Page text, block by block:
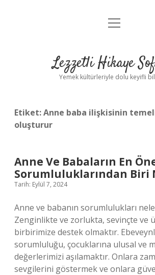
Anasayfa
Yasal Uyarı
menüyü
Lezzetli Hikaye
Yemek kültürleriyle dolu keyifli
Etiket:Anne baba ilişkisinin
oluşturur
Anne Ve Babaların En
Sorumluluklarından Biri
Tarih: Eylül 7, 2024
Anne ve babanın sorumlulukları
Zenginlikte ve zorlukta, sevinçte ve
birbirimize destek olmaktır.
sorumluluğu, çocuklarına ulusal ve
değerlerimizi aşılamaktır. Onlara
sevgilerini göstermek ve onlara